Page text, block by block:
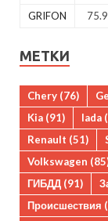
GRIFON
МЕТКИ
Chery (76)
Kia (91) lada
Renault (51)
Volkswagen
ГИБДД (91)
Происшествия